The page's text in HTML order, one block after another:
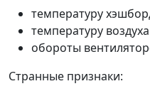
температуру
температуру
обороты
Странные признаки: